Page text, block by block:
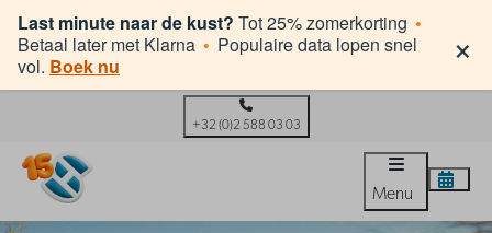
Last minute naar de kust? Tot 25% zomerkorting •
Betaal later met Klarna • Populaire data lopen snel
vol. Boek nu ×
+32 (0)2 588 03 03
Menu